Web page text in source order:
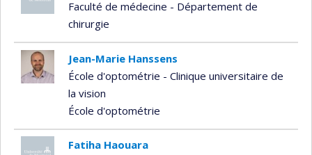
Faculté de médecine - Département de
chirurgie
Jean-Marie Hanssens
École d'optométrie - Clinique universitaire de
la vision
École d'optométrie
Fatiha Haouara